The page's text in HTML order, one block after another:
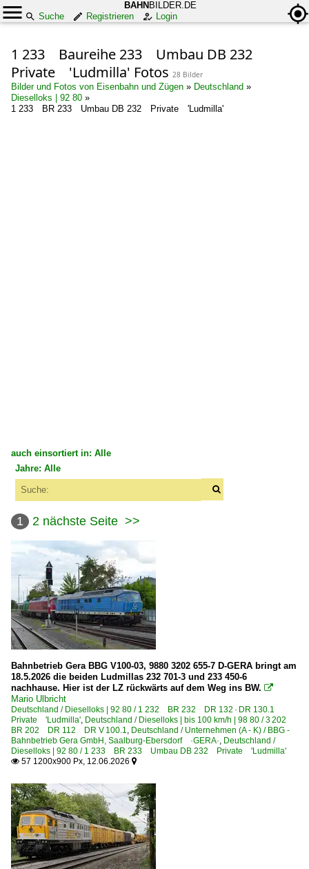
BAHN BILDER.DE
Suche
Registrieren Login
1 233 Baureihe 233 Umbau DB 232
Private 'Ludmilla' Fotos 28 Bilder
Bilder und Fotos von Eisenbahn und Zügen » Deutschland »
Dieselloks | 92 80 »
1 233 BR 233 Umbau DB 232 Private 'Ludmilla'
auch einsortiert in: Alle
Alle Kategorien
Deutschland
Bahnbetriebswerke
Bw Gera
Bahnhöfe (A - E)
Berlin Lichtenberg
Gera Hbf ·UG·
Gera (sonstige)
Bahnhöfe (L - Q)
Meiningen ·UM·
Bahnhöfe (R - Z)
Radeberg
Bahntechnische Anlagen und Kunstbauten
Stellwerke
Jahre: Alle
2020
2024
2025
2026
1 2 nächste Seite >>
Bahnbetrieb Gera BBG V100-03, 9880 3202 655-7 D-GERA bringt am
18.5.2026 die beiden Ludmillas 232 701-3 und 233 450-6
nachhause. Hier ist der LZ rückwärts auf dem Weg ins BW. 
Mario Ulbricht
Deutschland / Dieselloks | 92 80 / 1 232 BR 232 DR 132 · DR 130.1
Private 'Ludmilla', Deutschland / Dieselloks | bis 100 km/h | 98 80 / 3 202
BR 202 DR 112 DR V 100.1, Deutschland / Unternehmen (A - K) / BBG -
Bahnbetrieb Gera GmbH, Saalburg-Ebersdorf ·GERA·, Deutschland /
Dieselloks | 92 80 / 1 233 BR 233 Umbau DB 232 Private 'Ludmilla'
 57 1200x900 Px, 12.06.2026 